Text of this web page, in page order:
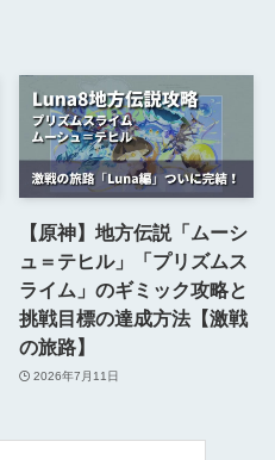
【原神】地方伝説「ムーシ
ュ＝テヒル」「プリズムス
ライム」のギミック攻略と
挑戦目標の達成方法【激戦
の旅路】
2026年7月11日